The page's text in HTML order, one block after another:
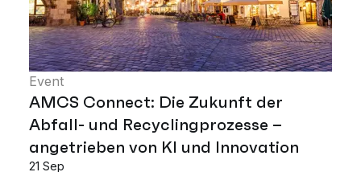
Event
AMCS Connect: Die Zukunft der
Abfall- und Recyclingprozesse –
angetrieben von KI und Innovation
21 Sep